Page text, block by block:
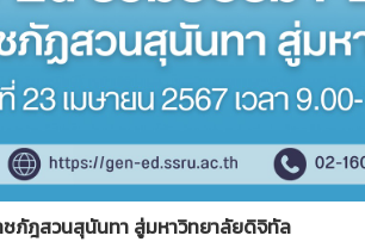
ชภัฎสวนสุนันทา สู่มหาวิทยาลัยดิจิทัล